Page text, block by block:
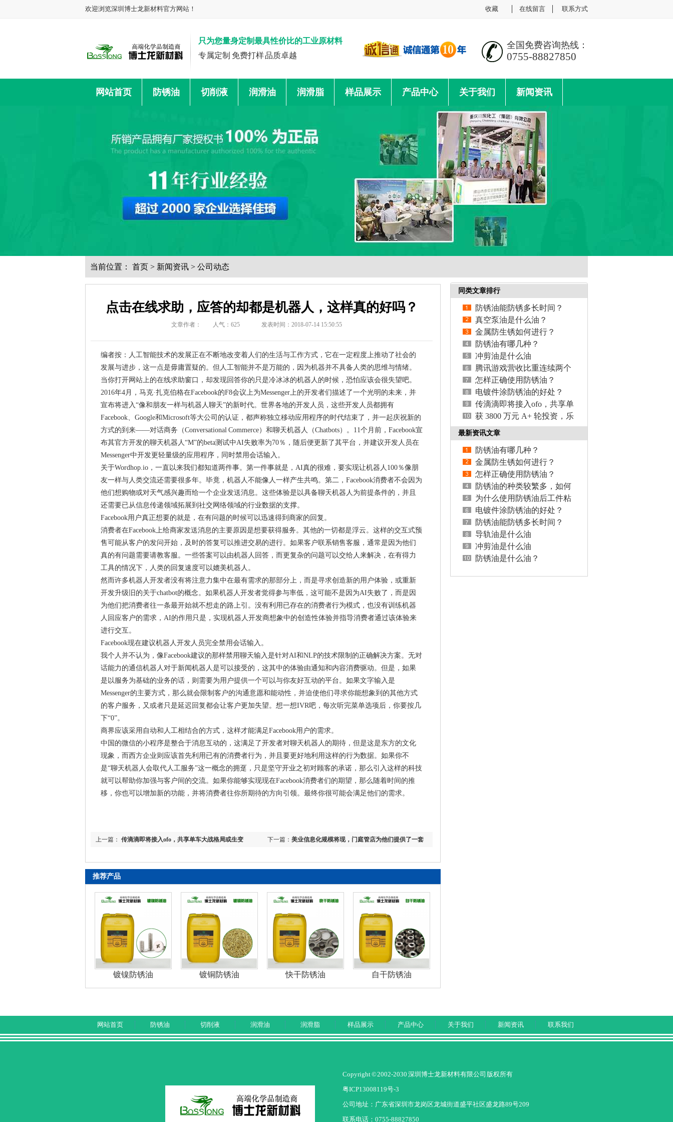
欢迎浏览深圳博士龙新材料官方网站！ 收藏 在线留言 联系方式
只为您量身定制最具性价比的工业原材料
专属定制 免费打样 品质卓越
全国免费咨询热线：
0755-88827850
网站首页 防锈油 切削液 润滑油 润滑脂 样品展示 产品中心 关于我们 新闻资讯
当前位置： 首页 > 新闻资讯 > 公司动态
点击在线求助，应答的却都是机器人，这样真的好吗？
文章作者： 人气： 625 发表时间：2018-07-14 15:50:55
编者按：人工智能技术的发展正在不断地改变着人们的生活与工作方式，它在一定程度上推动了社会的
发展与进步，这一点是毋庸置疑的。但人工智能并不是万能的，因为机器并不具备人类的思维与情绪。
当你打开网站上的在线求助窗口，却发现回答你的只是冷冰冰的机器人的时候，恐怕应该会很失望吧。
2016年4月，马克·扎克伯格在Facebook的F8会议上为Messenger上的开发者们描述了一个光明的未来，并
宣布将进入“像和朋友一样与机器人聊天”的新时代。世界各地的开发人员，这些开发人员都拥有
Facebook、Google和Microsoft等大公司的认证，都声称独立移动应用程序的时代结束了，并一起庆祝新的
方式的到来——对话商务（Conversational Commerce）和聊天机器人（Chatbots）。11个月前，Facebook宣
布其官方开发的聊天机器人“M”的beta测试中AI失败率为70％，随后便更新了其平台，并建议开发人员在
Messenger中开发更轻量级的应用程序，同时禁用会话输入。
关于Wordhop.io，一直以来我们都知道两件事。第一件事就是，AI真的很难，要实现让机器人100％像朋
友一样与人类交流还需要很多年。毕竟，机器人不能像人一样产生共鸣。第二，Facebook消费者不会因为
他们想购物或对天气感兴趣而给一个企业发送消息。这些体验是以具备聊天机器人为前提条件的，并且
还需要已从信息传递领域拓展到社交网络领域的行业数据的支撑。
Facebook用户真正想要的就是，在有问题的时候可以迅速得到商家的回复。
消费者在Facebook上给商家发送消息的主要原因是想要获得服务。其他的一切都是浮云。这样的交互式预
售可能从客户的发问开始，及时的答复可以推进交易的进行。如果客户联系销售客服，通常是因为他们
真的有问题需要请教客服。一些答案可以由机器人回答，而更复杂的问题可以交给人来解决，在有得力
工具的情况下，人类的回复速度可以媲美机器人。
然而许多机器人开发者没有将注意力集中在最有需求的那部分上，而是寻求创造新的用户体验，或重新
开发升级旧的关于chatbot的概念。如果机器人开发者觉得参与率低，这可能不是因为AI失败了，而是因
为他们把消费者往一条最开始就不想走的路上引。没有利用已存在的消费者行为模式，也没有训练机器
人回应客户的需求，AI的作用只是，实现机器人开发商想象中的创造性体验并指导消费者通过该体验来
进行交互。
Facebook现在建议机器人开发人员完全禁用会话输入。
我个人并不认为，像Facebook建议的那样禁用聊天输入是针对AI和NLP的技术限制的正确解决方案。无对
话能力的通信机器人对于新闻机器人是可以接受的，这其中的体验由通知和内容消费驱动。但是，如果
是以服务为基础的业务的话，则需要为用户提供一个可以与你友好互动的平台。如果文字输入是
Messenger的主要方式，那么就会限制客户的沟通意愿和能动性，并迫使他们寻求你能想象到的其他方式
的客户服务，又或者只是延迟回复都会让客户更加失望。想一想IVR吧，每次听完菜单选项后，你要按几
下“0”。
商界应该采用自动和人工相结合的方式，这样才能满足Facebook用户的需求。
中国的微信的小程序是整合于消息互动的，这满足了开发者对聊天机器人的期待，但是这是东方的文化
现象，而西方企业则应该首先利用已有的消费者行为，并且要更好地利用这样的行为数据。如果你不
是“聊天机器人会取代人工服务”这一概念的拥趸，只是坚守开业之初对顾客的承诺，那么引入这样的科技
就可以帮助你加强与客户间的交流。如果你能够实现现在Facebook消费者们的期望，那么随着时间的推
移，你也可以增加新的功能，并将消费者往你所期待的方向引领。最终你很可能会满足他们的需求。
下一篇： 美业信息化规模将现，门庭管店为他们提供了一套
上一篇： 传滴滴即将接入ofo，共享单车大战格局或生变
推荐产品
镀镍防锈油 镀铜防锈油 快干防锈油 自干防锈油
同类文章排行
防锈油能防锈多长时间？
真空泵油是什么油？
金属防生锈如何进行？
防锈油有哪几种？
冲剪油是什么油
腾讯游戏营收比重连续两个
季度下降，支付、云计算等
业务营收涨3
怎样正确使用防锈油？
电镀件涂防锈油的好处？
传滴滴即将接入ofo，共享单
车大战格局或生变
获 3800 万元 A+ 轮投资，乐
摇摇科技利用抓娃娃机做线
最新资讯文章
防锈油有哪几种？
金属防生锈如何进行？
怎样正确使用防锈油？
防锈油的种类较繁多，如何
正确选择防锈油？
为什么使用防锈油后工件粘
手？
电镀件涂防锈油的好处？
防锈油能防锈多长时间？
导轨油是什么油
冲剪油是什么油
防锈油是什么油？
网站首页 防锈油 切削液 润滑油 润滑脂 样品展示 产品中心 关于我们 新闻资讯 联系我们
Copyright © 2002-2030 深圳博士龙新材料有限公司 版权所有
粤ICP13008119号-3
公司地址：广东省深圳市龙岗区龙城街道盛平社区盛龙路89号209
联系电话：0755-88827850